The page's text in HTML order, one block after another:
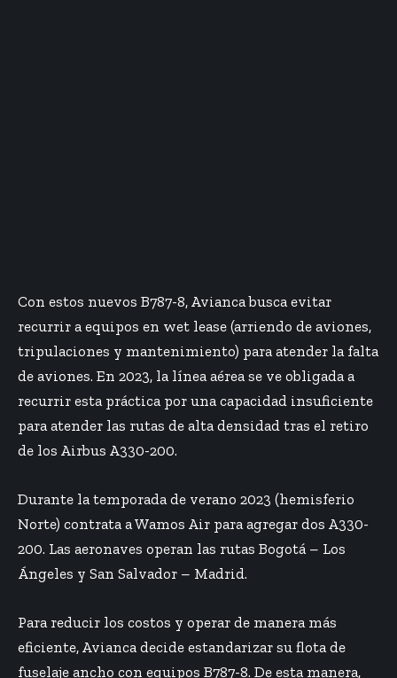
Con estos nuevos B787-8, Avianca busca evitar
recurrir a equipos en wet lease (arriendo de aviones,
tripulaciones y mantenimiento) para atender la falta
de aviones. En 2023, la línea aérea se ve obligada a
recurrir esta práctica por una capacidad insuficiente
para atender las rutas de alta densidad tras el retiro
de los Airbus A330-200.
Durante la temporada de verano 2023 (hemisferio
Norte) contrata a Wamos Air para agregar dos A330-
200. Las aeronaves operan las rutas Bogotá – Los
Ángeles y San Salvador – Madrid.
Para reducir los costos y operar de manera más
eficiente, Avianca decide estandarizar su flota de
fuselaje ancho con equipos B787-8. De esta manera,